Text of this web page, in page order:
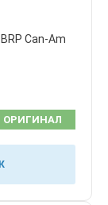
Can-Am
ОРИГИНАЛ